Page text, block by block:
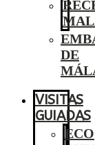
DE
VISITAS
GUIADAS
ECO